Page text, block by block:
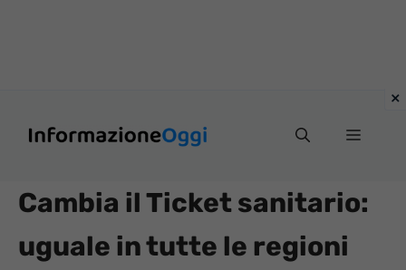
Menu
Cambia il Ticket sanitario:
uguale in tutte le regioni